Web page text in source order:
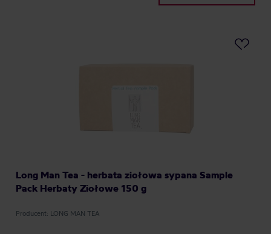
Long Man Tea - herbata ziołowa sypana Sample
Pack Herbaty Ziołowe 150 g
Producent: LONG MAN TEA